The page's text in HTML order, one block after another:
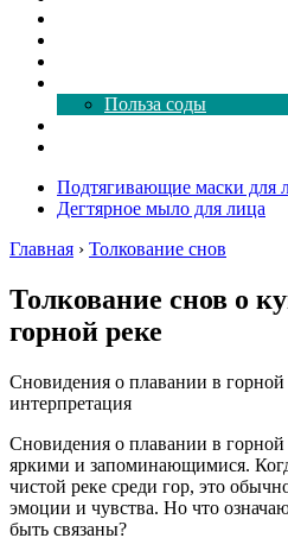
Польза соды
Подтягивающие маски для
Дегтярное мыло для лица
Главная › Толкование снов
Толкование снов о
горной реке
Сновидения о плавании в горной
интерпретация
Сновидения о плавании в горной
яркими и запоминающимися.
чистой реке среди гор, это
эмоции и чувства. Но что
быть связаны?